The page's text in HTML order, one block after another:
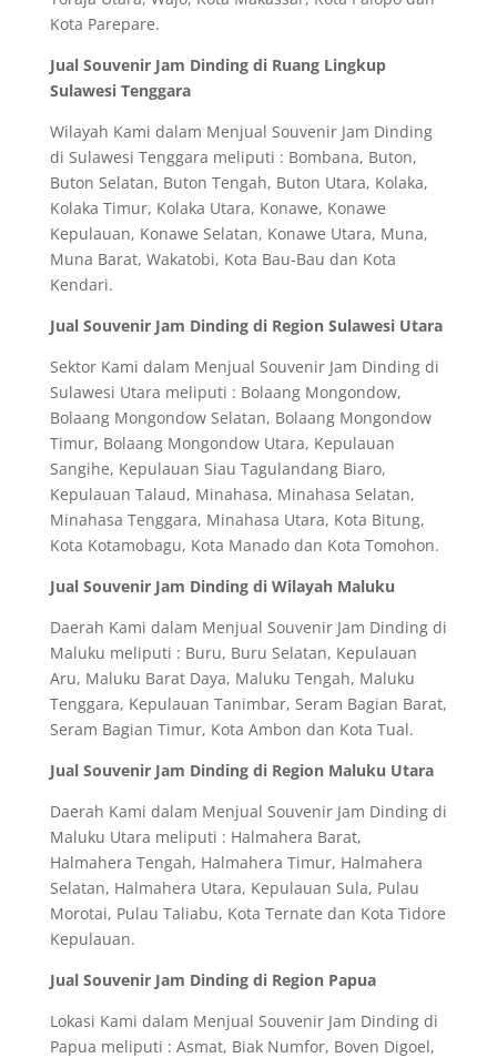
Kota Parepare.
Jual Souvenir Jam Dinding di Ruang Lingkup
Sulawesi Tenggara
Wilayah Kami dalam Menjual Souvenir Jam Dinding
di Sulawesi Tenggara meliputi : Bombana, Buton,
Buton Selatan, Buton Tengah, Buton Utara, Kolaka,
Kolaka Timur, Kolaka Utara, Konawe, Konawe
Kepulauan, Konawe Selatan, Konawe Utara, Muna,
Muna Barat, Wakatobi, Kota Bau-Bau dan Kota
Kendari.
Jual Souvenir Jam Dinding di Region Sulawesi Utara
Sektor Kami dalam Menjual Souvenir Jam Dinding di
Sulawesi Utara meliputi : Bolaang Mongondow,
Bolaang Mongondow Selatan, Bolaang Mongondow
Timur, Bolaang Mongondow Utara, Kepulauan
Sangihe, Kepulauan Siau Tagulandang Biaro,
Kepulauan Talaud, Minahasa, Minahasa Selatan,
Minahasa Tenggara, Minahasa Utara, Kota Bitung,
Kota Kotamobagu, Kota Manado dan Kota Tomohon.
Jual Souvenir Jam Dinding di Wilayah Maluku
Daerah Kami dalam Menjual Souvenir Jam Dinding di
Maluku meliputi : Buru, Buru Selatan, Kepulauan
Aru, Maluku Barat Daya, Maluku Tengah, Maluku
Tenggara, Kepulauan Tanimbar, Seram Bagian Barat,
Seram Bagian Timur, Kota Ambon dan Kota Tual.
Jual Souvenir Jam Dinding di Region Maluku Utara
Daerah Kami dalam Menjual Souvenir Jam Dinding di
Maluku Utara meliputi : Halmahera Barat,
Halmahera Tengah, Halmahera Timur, Halmahera
Selatan, Halmahera Utara, Kepulauan Sula, Pulau
Morotai, Pulau Taliabu, Kota Ternate dan Kota Tidore
Kepulauan.
Jual Souvenir Jam Dinding di Region Papua
Lokasi Kami dalam Menjual Souvenir Jam Dinding di
Papua meliputi : Asmat, Biak Numfor, Boven Digoel,